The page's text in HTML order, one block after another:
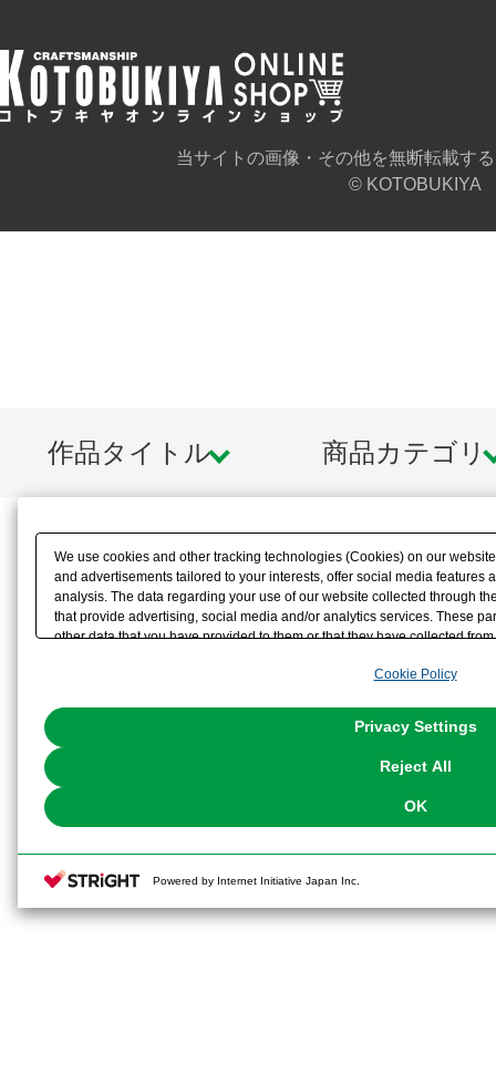
当サイトの画像・その他を無断転載す
© KOTOBUKIYA
作品タイトル 商品カテゴリ
We use cookies and other tracking technologies (Cookies) on our
and advertisements tailored to your interests, offer social media features
analysis. The data regarding your use of our website collected through
that provide advertising, social media and/or analytics services. These
other data that you have provided to them or that they have collected
the use of all Cookies except for Strictly Necessary Cookies, please
You can change your consent or rejection settings at any time via
Cookie Policy
Privacy Settings
Reject All
OK
Powered by Internet Initiative Japan Inc.